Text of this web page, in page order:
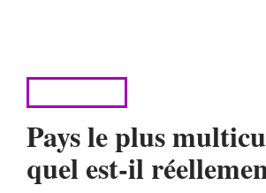
Pays le plus
quel est-il